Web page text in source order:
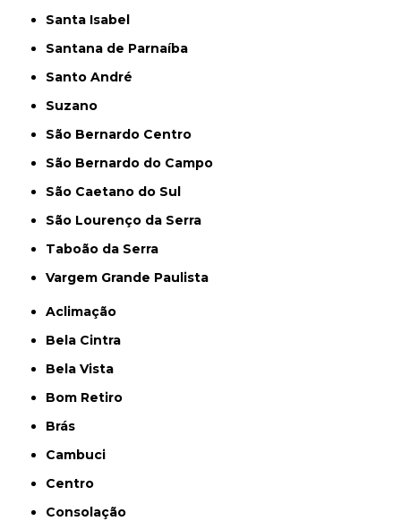
Santa Isabel
Santana de Parnaíba
Santo André
Suzano
São Bernardo Centro
São Bernardo do Campo
São Caetano do Sul
São Lourenço da Serra
Taboão da Serra
Vargem Grande Paulista
Aclimação
Bela Cintra
Bela Vista
Bom Retiro
Brás
Cambuci
Centro
Consolação